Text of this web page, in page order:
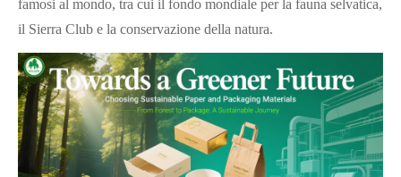
famosi al mondo, tra cui il fondo mondiale per la fauna selvatica,
il Sierra Club e la conservazione della natura.